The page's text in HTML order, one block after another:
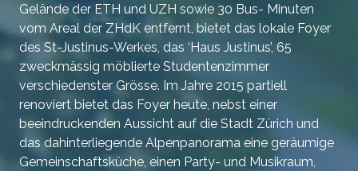
Gelände der ETH und UZH sowie 30 Bus- Minuten
vom Areal der ZHdK entfernt, bietet das lokale Foyer
des St-Justinus-Werkes, das ‘Haus Justinus’, 65
zweckmässig möblierte Studentenzimmer
verschiedenster Grösse. Im Jahre 2015 partiell
renoviert bietet das Foyer heute, nebst einer
beeindruckenden Aussicht auf die Stadt Zürich und
das dahinterliegende Alpenpanorama eine geräumige
Gemeinschaftsküche, einen Party- und Musikraum,